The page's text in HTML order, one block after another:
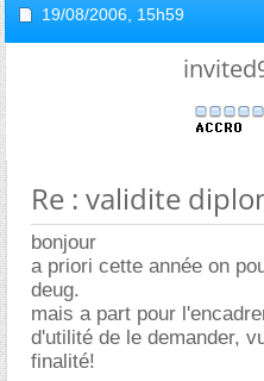
19/08/2006, 15h59
Re : validite
bonjour
a priori cette année on
deug.
mais a part pour
d'utilité de le demander,
finalité!